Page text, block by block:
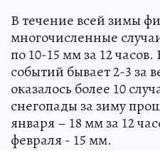
В течение всей зимы
многочисленные
по 10-15 мм за 12
событий бывает 2-3 за
оказалось более 10
снегопады за зиму
января – 18 мм за 12
февраля - 15 мм.